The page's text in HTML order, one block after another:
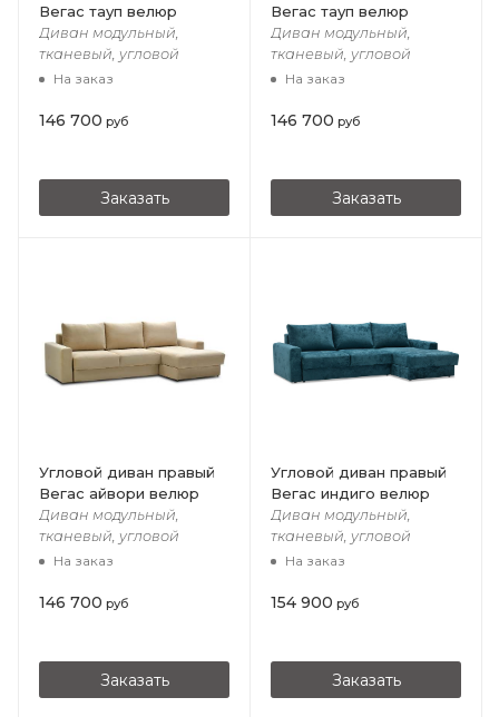
Вегас тауп велюр
Диван модульный,
тканевый, угловой
На заказ
146 700 руб
Заказать
Вегас тауп велюр
Диван модульный,
тканевый, угловой
На заказ
146 700 руб
Заказать
Угловой диван правый
Вегас айвори велюр
Диван модульный,
тканевый, угловой
На заказ
146 700 руб
Заказать
Угловой диван правый
Вегас индиго велюр
Диван модульный,
тканевый, угловой
На заказ
154 900 руб
Заказать